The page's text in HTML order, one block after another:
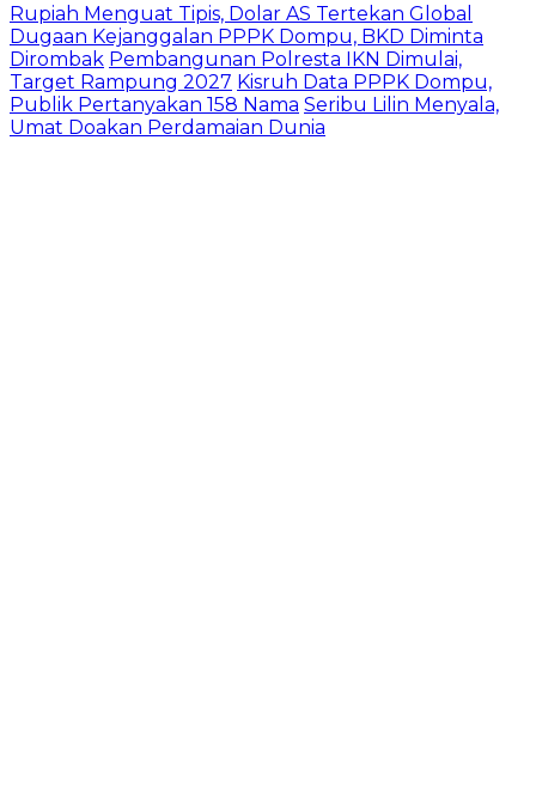
Rupiah Menguat Tipis, Dolar AS Tertekan Global
Dugaan Kejanggalan PPPK Dompu, BKD Diminta
Dirombak Pembangunan Polresta IKN Dimulai,
Target Rampung 2027 Kisruh Data PPPK Dompu,
Publik Pertanyakan 158 Nama Seribu Lilin Menyala,
Umat Doakan Perdamaian Dunia